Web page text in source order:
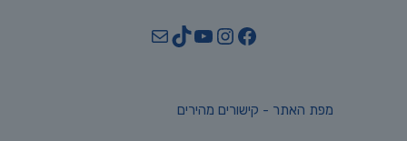
Facebook
Instagram
YouTube
TikTok
Mail
מפת האתר - קישורים מהירים